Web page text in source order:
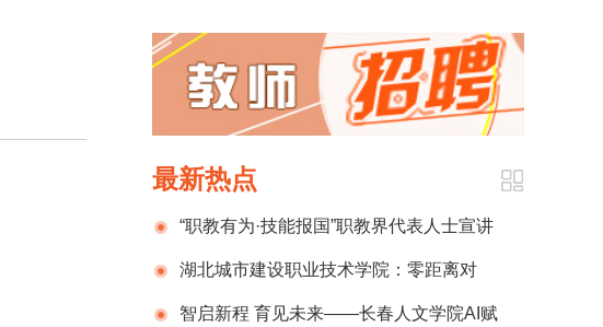
最新热点
“职教有为·技能报国”职教界代表人士宣讲
暨“市中华职教社走进职业院校”主题活动在浙江
东方职业技术学院圆满举行
湖北城市建设职业技术学院：零距离对
话“钢铁伙伴”！一堂开在宇树车间的专业课
智启新程 育见未来——长春人文学院AI赋